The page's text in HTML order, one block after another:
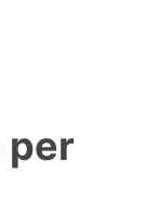
per